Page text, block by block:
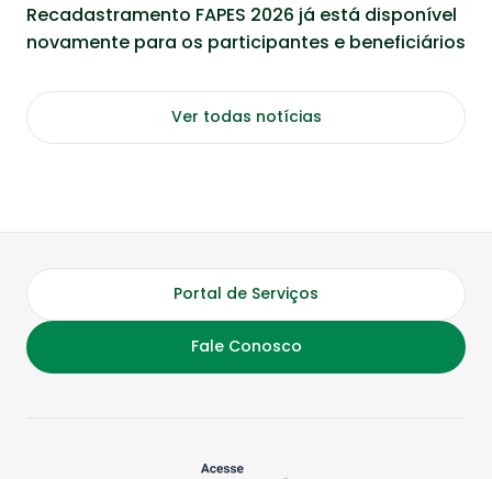
Recadastramento FAPES 2026 já está disponível
novamente para os participantes e beneficiários
Ver todas notícias
Portal de Serviços
Fale Conosco